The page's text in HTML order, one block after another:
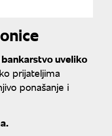
bankarstvo uveliko
prijateljima
ponašanje i